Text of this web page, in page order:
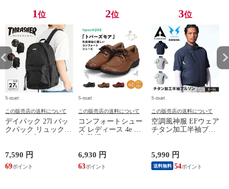
1位
S-mart
この販売店の送料について
デイパック 27l バッ
クパック リュック
鞄 機内持ち込み 夏
スラッシャー
THRASHER r1929
7,590 円
69
2位
S-mart
この販売店の送料について
コンフォートシュー
ズ レディース 4e 幅
シューズ 黒 トパー
ズ モア 靴 カジュア
ルシューズ 外反母趾
6,930 円
63
3位
S-mart
この販売店の送料について
空調風神服 EFウェア
チタン加工半袖ブル
ジャケット 遮熱 作
業服 作業着 上着 ア
タックベース KF100
5,990 円
送料無料 54